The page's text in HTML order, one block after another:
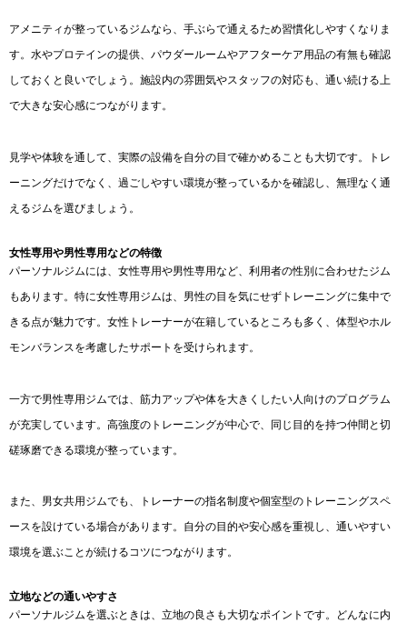
アメニティが整っているジムなら、手ぶらで通えるため習慣化しやすくなりま
す。水やプロテインの提供、パウダールームやアフターケア用品の有無も確認
しておくと良いでしょう。施設内の雰囲気やスタッフの対応も、通い続ける上
で大きな安心感につながります。
見学や体験を通して、実際の設備を自分の目で確かめることも大切です。トレ
ーニングだけでなく、過ごしやすい環境が整っているかを確認し、無理なく通
えるジムを選びましょう。
女性専用や男性専用などの特徴
パーソナルジムには、女性専用や男性専用など、利用者の性別に合わせたジム
もあります。特に女性専用ジムは、男性の目を気にせずトレーニングに集中で
きる点が魅力です。女性トレーナーが在籍しているところも多く、体型やホル
モンバランスを考慮したサポートを受けられます。
一方で男性専用ジムでは、筋力アップや体を大きくしたい人向けのプログラム
が充実しています。高強度のトレーニングが中心で、同じ目的を持つ仲間と切
磋琢磨できる環境が整っています。
また、男女共用ジムでも、トレーナーの指名制度や個室型のトレーニングスペ
ースを設けている場合があります。自分の目的や安心感を重視し、通いやすい
環境を選ぶことが続けるコツにつながります。
立地などの通いやすさ
パーソナルジムを選ぶときは、立地の良さも大切なポイントです。どんなに内